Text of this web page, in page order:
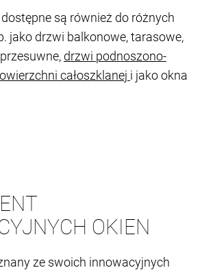
są również do różnych
jako drzwi balkonowe, tarasowe,
drzwi podnoszono-
całoszklanej i jako okna
OKIEN
ze swoich innowacyjnych